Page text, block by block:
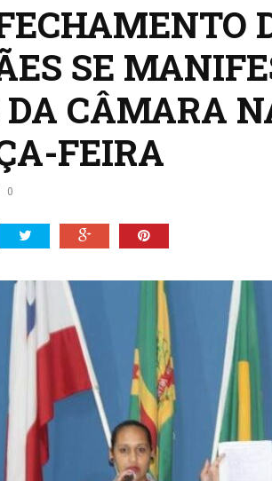
SE
DA CÂMARA
FEIRA
0